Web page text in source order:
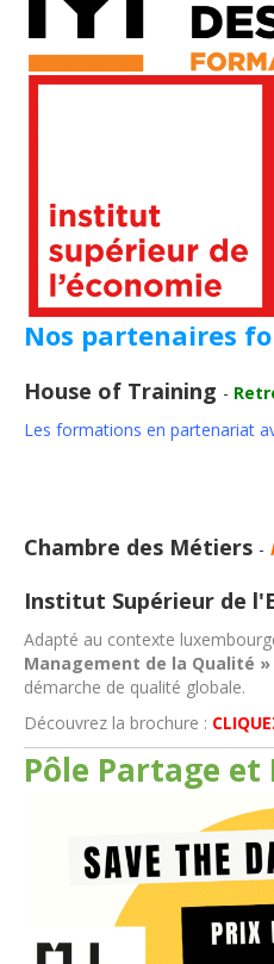
Nos partenaires
House of Training -
Les formations en partenariat
Chambre des Métiers -
Institut Supérieur de
Adapté au contexte
Management de la Qualité »
démarche de qualité globale.
Découvrez la brochure :
Pôle Partage